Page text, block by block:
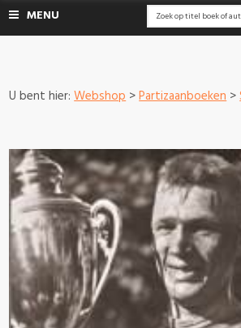
MENU
U bent hier:Webshop>Partizaanboeken>